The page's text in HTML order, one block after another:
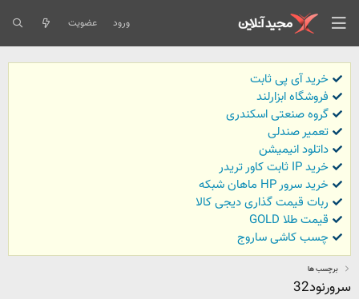
ورود عضویت
خرید آی پی ثابت
فروشگاه ابزارلند
گروه صنعتی اسکندری
تعمیر صندلی
داتلود انیمیشن
خرید IP ثابت کاور تریدر
خرید سرور HP ماهان شبکه
ربات قیمت گذاری دیجی کالا
قیمت طلا GOLD
چسب کاشی ساروج
برچسب ها
سرورنود32